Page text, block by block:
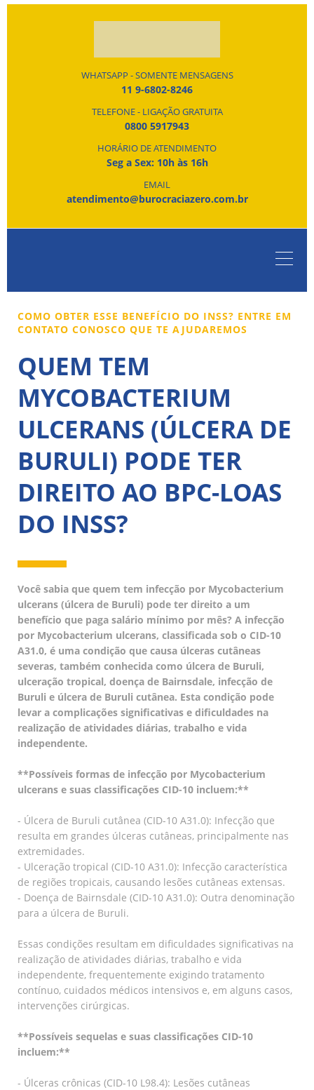
WHATSAPP - SOMENTE MENSAGENS
11 9-6802-8246
TELEFONE - LIGAÇÃO GRATUITA
0800 5917943
HORÁRIO DE ATENDIMENTO
Seg a Sex: 10h às 16h
EMAIL
atendimento@burocraciazero.com.br
COMO OBTER ESSE BENEFÍCIO DO INSS? ENTRE EM
CONTATO CONOSCO QUE TE AJUDAREMOS
QUEM TEM
MYCOBACTERIUM
ULCERANS (ÚLCERA DE
BURULI) PODE TER
DIREITO AO BPC-LOAS
DO INSS?
Você sabia que quem tem infecção por Mycobacterium
ulcerans (úlcera de Buruli) pode ter direito a um
benefício que paga salário mínimo por mês? A infecção
por Mycobacterium ulcerans, classificada sob o CID-10
A31.0, é uma condição que causa úlceras cutâneas
severas, também conhecida como úlcera de Buruli,
ulceração tropical, doença de Bairnsdale, infecção de
Buruli e úlcera de Buruli cutânea. Esta condição pode
levar a complicações significativas e dificuldades na
realização de atividades diárias, trabalho e vida
independente.
**Possíveis formas de infecção por Mycobacterium
ulcerans e suas classificações CID-10 incluem:**
- Úlcera de Buruli cutânea (CID-10 A31.0): Infecção que
resulta em grandes úlceras cutâneas, principalmente nas
extremidades.
- Ulceração tropical (CID-10 A31.0): Infecção característica
de regiões tropicais, causando lesões cutâneas extensas.
- Doença de Bairnsdale (CID-10 A31.0): Outra denominação
para a úlcera de Buruli.
Essas condições resultam em dificuldades significativas na
realização de atividades diárias, trabalho e vida
independente, frequentemente exigindo tratamento
contínuo, cuidados médicos intensivos e, em alguns casos,
intervenções cirúrgicas.
**Possíveis sequelas e suas classificações CID-10
incluem:**
- Úlceras crônicas (CID-10 L98.4): Lesões cutâneas